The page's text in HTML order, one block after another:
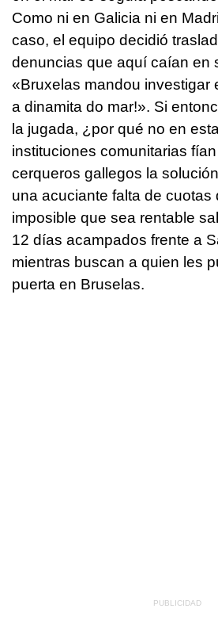
Como ni en Galicia ni en
caso, el equipo decidió
denuncias que aquí caían en
«Bruxelas mandou investigar
a dinamita do mar!». Si
la jugada, ¿por qué no en
instituciones comunitarias
cerqueros gallegos la
una acuciante falta de cuotas
imposible que sea rentable
12 días acampados frente a
mientras buscan a quien les
puerta en Bruselas.